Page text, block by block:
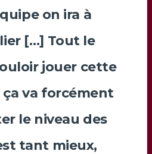
on ira à
[…] Tout le
jouer cette
va forcément
le niveau des
tant mieux,